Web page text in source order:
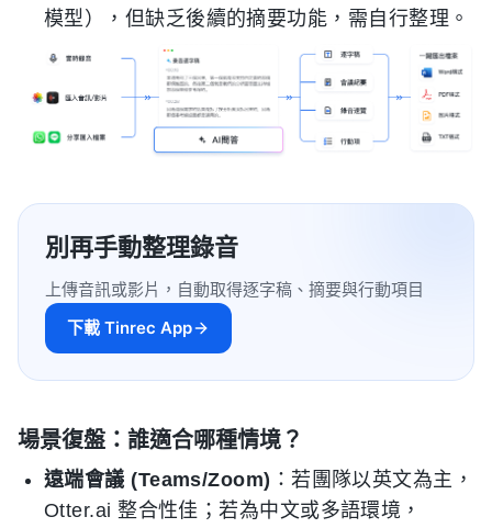
模型），但缺乏後續的摘要功能，需自行整理。
別再手動整理錄音
上傳音訊或影片，自動取得逐字稿、摘要與行動項目
下載 Tinrec App
場景復盤：誰適合哪種情境？
遠端會議 (Teams/Zoom) ：若團隊以英文為主，
Otter.ai 整合性佳；若為中文或多語環境，